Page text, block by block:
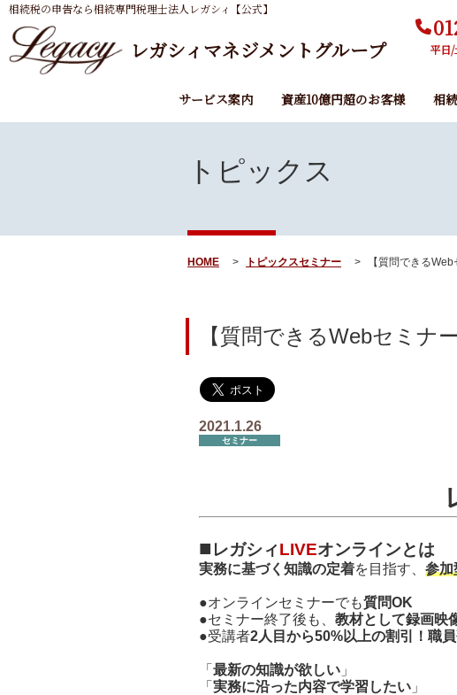
相続税の申告なら相続専門税理士法人レガシィ【公式】
レガシィマネジメントグループ 平日
サービス案内 資産10億円超のお客様 相
トピックス
HOME トピックスセミナー 【質問できる
【質問できるWebセミナ
2021.1.26
セミナー
■ レガシィLIVEオンラインとは
実務に基づく知識の定着を目指す、 参加
●オンラインセミナーでも質問OK
●セミナー終了後も、 教材として録画映
●受講者2人目から50%以上の割引！職
「 最新の知識が欲しい 」
「 実務に沿った内容で学習したい 」